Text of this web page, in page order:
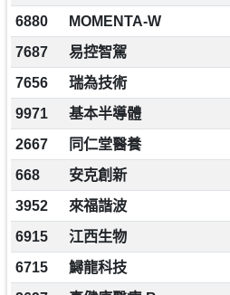
6880
MOMENTA-W
7687
易控智駕
7656
瑞為技術
9971
基本半導體
2667
同仁堂醫養
668
安克創新
3952
來福諧波
6915
江西生物
6715
鱘龍科技